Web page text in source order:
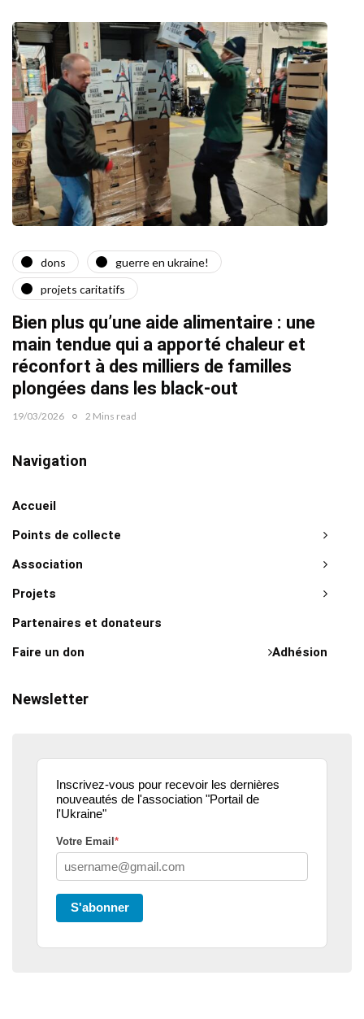
dons
guerre en ukraine!
projets caritatifs
Bien plus qu’une aide alimentaire : une
main tendue qui a apporté chaleur et
réconfort à des milliers de familles
plongées dans les black-out
19/03/2026 2 Mins read
Navigation
Accueil
Points de collecte
Association
Projets
Partenaires et donateurs
Adhésion
Faire un don
Newsletter
Inscrivez-vous pour recevoir les dernières
nouveautés de l'association "Portail de
l'Ukraine"
Votre Email *
S'abonner